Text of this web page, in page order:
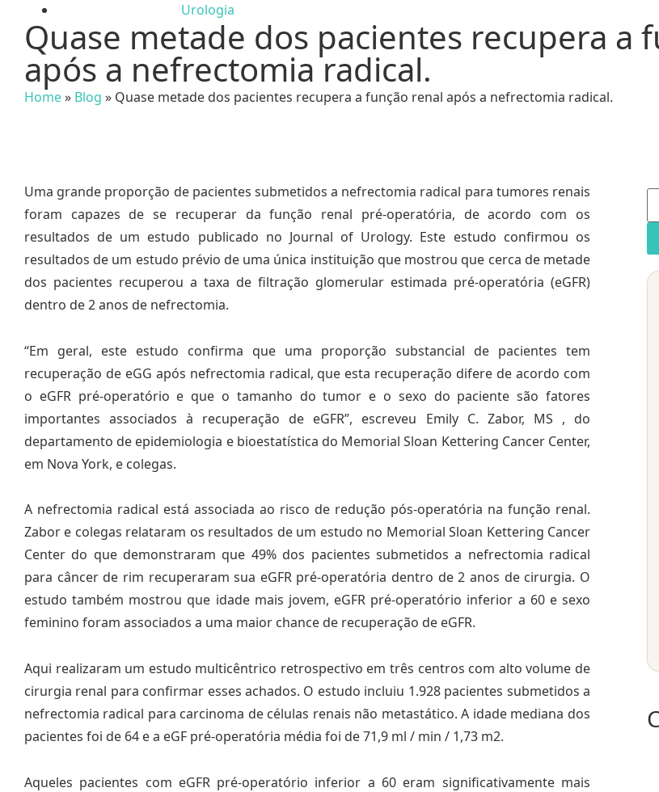
Urologia
Quase metade dos pacientes recupera a
após a nefrectomia radical.
Home» Blog » Quase metade dos pacientes recupera a função renal após a nefrectomia radical.
Uma grande proporção de pacientes submetidos a nefrectomia radical para tumores renais
foram capazes de se recuperar da função renal pré-operatória, de acordo com os
resultados de um estudo publicado no Journal of Urology. Este estudo confirmou os
resultados de um estudo prévio de uma única instituição que mostrou que cerca de metade
dos pacientes recuperou a taxa de filtração glomerular estimada pré-operatória (eGFR)
dentro de 2 anos de nefrectomia.
“Em geral, este estudo confirma que uma proporção substancial de pacientes tem
recuperação de eGG após nefrectomia radical, que esta recuperação difere de acordo com
o eGFR pré-operatório e que o tamanho do tumor e o sexo do paciente são fatores
importantes associados à recuperação de eGFR”, escreveu Emily C. Zabor, MS , do
departamento de epidemiologia e bioestatística do Memorial Sloan Kettering Cancer Center,
em Nova York, e colegas.
A nefrectomia radical está associada ao risco de redução pós-operatória na função renal.
Zabor e colegas relataram os resultados de um estudo no Memorial Sloan Kettering Cancer
Center do que demonstraram que 49% dos pacientes submetidos a nefrectomia radical
para câncer de rim recuperaram sua eGFR pré-operatória dentro de 2 anos de cirurgia. O
estudo também mostrou que idade mais jovem, eGFR pré-operatório inferior a 60 e sexo
feminino foram associados a uma maior chance de recuperação de eGFR.
Aqui realizaram um estudo multicêntrico retrospectivo em três centros com alto volume de
cirurgia renal para confirmar esses achados. O estudo incluiu 1.928 pacientes submetidos a
nefrectomia radical para carcinoma de células renais não metastático. A idade mediana dos
pacientes foi de 64 e a eGF pré-operatória média foi de 71,9 ml / min / 1,73 m2.
Aqueles pacientes com eGFR pré-operatório inferior a 60 eram significativamente mais